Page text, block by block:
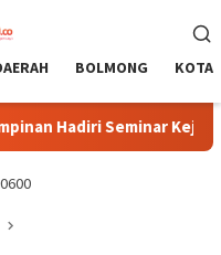
BOLMONG
Seminar Kejari